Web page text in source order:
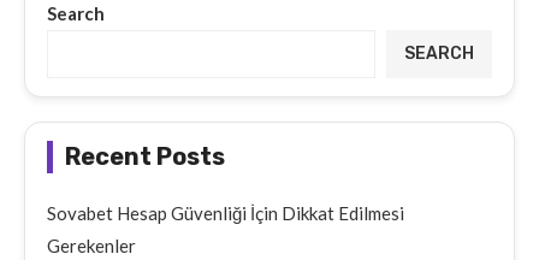
Search
SEARCH
Recent Posts
Sovabet Hesap Güvenliği İçin Dikkat Edilmesi
Gerekenler